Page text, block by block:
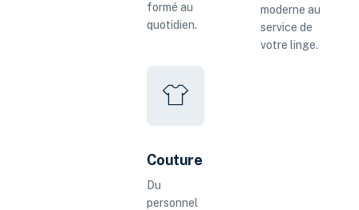
formé au
quotidien.
Couture
Du
personnel
moderne au
service de
votre linge.